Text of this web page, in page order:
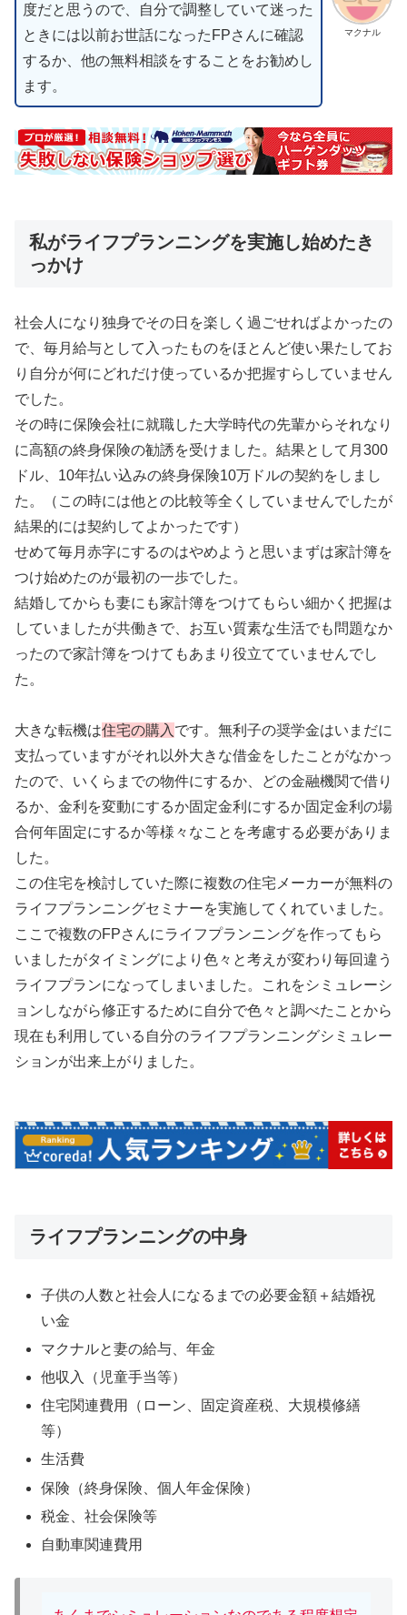
マクナル
度だと思うので、自分で調整していて迷った
ときには以前お世話になったFPさんに確認
するか、他の無料相談をすることをお勧めし
ます。
私がライフプランニングを実施し始めたき
っかけ
社会人になり独身でその日を楽しく過ごせればよかったの
で、毎月給与として入ったものをほとんど使い果たしてお
り自分が何にどれだけ使っているか把握すらしていません
でした。
その時に保険会社に就職した大学時代の先輩からそれなり
に高額の終身保険の勧誘を受けました。結果として月300
ドル、10年払い込みの終身保険10万ドルの契約をしまし
た。（この時には他との比較等全くしていませんでしたが
結果的には契約してよかったです）
せめて毎月赤字にするのはやめようと思いまずは家計簿を
つけ始めたのが最初の一歩でした。
結婚してからも妻にも家計簿をつけてもらい細かく把握は
していましたが共働きで、お互い質素な生活でも問題なか
ったので家計簿をつけてもあまり役立てていませんでし
た。
大きな転機は住宅の購入 です。無利子の奨学金はいまだに
支払っていますがそれ以外大きな借金をしたことがなかっ
たので、いくらまでの物件にするか、どの金融機関で借り
るか、金利を変動にするか固定金利にするか固定金利の場
合何年固定にするか等様々なことを考慮する必要がありま
した。
この住宅を検討していた際に複数の住宅メーカーが無料の
ライフプランニングセミナーを実施してくれていました。
ここで複数のFPさんにライフプランニングを作ってもら
いましたがタイミングにより色々と考えが変わり毎回違う
ライフプランになってしまいました。これをシミュレーシ
ョンしながら修正するために自分で色々と調べたことから
現在も利用している自分のライフプランニングシミュレー
ションが出来上がりました。
ライフプランニングの中身
子供の人数と社会人になるまでの必要金額＋結婚祝
い金
マクナルと妻の給与、年金
他収入（児童手当等）
住宅関連費用（ローン、固定資産税、大規模修繕
等）
生活費
保険（終身保険、個人年金保険）
税金、社会保険等
自動車関連費用